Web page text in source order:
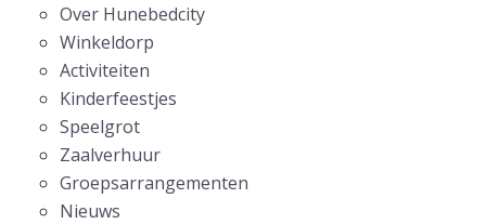
Over Hunebedcity
Winkeldorp
Activiteiten
Kinderfeestjes
Speelgrot
Zaalverhuur
Groepsarrangementen
Nieuws